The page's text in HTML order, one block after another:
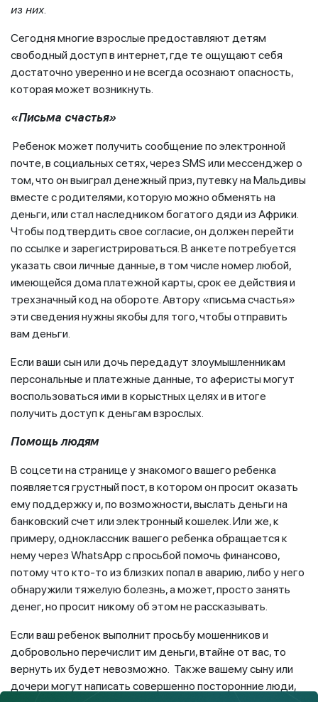
из них.
Сегодня многие взрослые предоставляют детям
свободный доступ в интернет, где те ощущают себя
достаточно уверенно и не всегда осознают опасность,
которая может возникнуть.
«Письма счастья»
Ребенок может получить сообщение по электронной
почте, в социальных сетях, через SMS или мессенджер о
том, что он выиграл денежный приз, путевку на Мальдивы
вместе с родителями, которую можно обменять на
деньги, или стал наследником богатого дяди из Африки.
Чтобы подтвердить свое согласие, он должен перейти
по ссылке и зарегистрироваться. В анкете потребуется
указать свои личные данные, в том числе номер любой,
имеющейся дома платежной карты, срок ее действия и
трехзначный код на обороте. Автору «письма счастья»
эти сведения нужны якобы для того, чтобы отправить
вам деньги.
Если ваши сын или дочь передадут злоумышленникам
персональные и платежные данные, то аферисты могут
воспользоваться ими в корыстных целях и в итоге
получить доступ к деньгам взрослых.
Помощь людям
В соцсети на странице у знакомого вашего ребенка
появляется грустный пост, в котором он просит оказать
ему поддержку и, по возможности, выслать деньги на
банковский счет или электронный кошелек. Или же, к
примеру, одноклассник вашего ребенка обращается к
нему через WhatsApp с просьбой помочь финансово,
потому что кто-то из близких попал в аварию, либо у него
обнаружили тяжелую болезнь, а может, просто занять
денег, но просит никому об этом не рассказывать.
Если ваш ребенок выполнит просьбу мошенников и
добровольно перечислит им деньги, втайне от вас, то
вернуть их будет невозможно. Также вашему сыну или
дочери могут написать совершенно посторонние люди,